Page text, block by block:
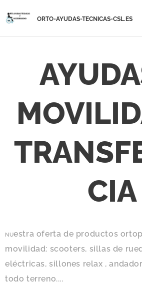
ORTO-AYUDAS-TECNICAS-CSL.ES
CIA
NUestra oferta de productos
movilidad: scooters, sillas de
eléctricas, sillones relax ,
todo terreno....